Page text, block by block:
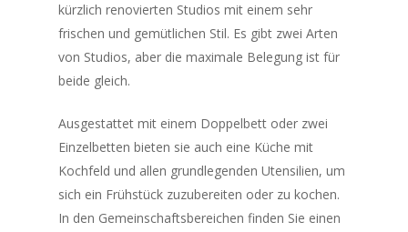
kürzlich renovierten Studios mit einem sehr
frischen und gemütlichen Stil. Es gibt zwei Arten
von Studios, aber die maximale Belegung ist für
beide gleich.
Ausgestattet mit einem Doppelbett oder zwei
Einzelbetten bieten sie auch eine Küche mit
Kochfeld und allen grundlegenden Utensilien, um
sich ein Frühstück zuzubereiten oder zu kochen.
In den Gemeinschaftsbereichen finden Sie einen